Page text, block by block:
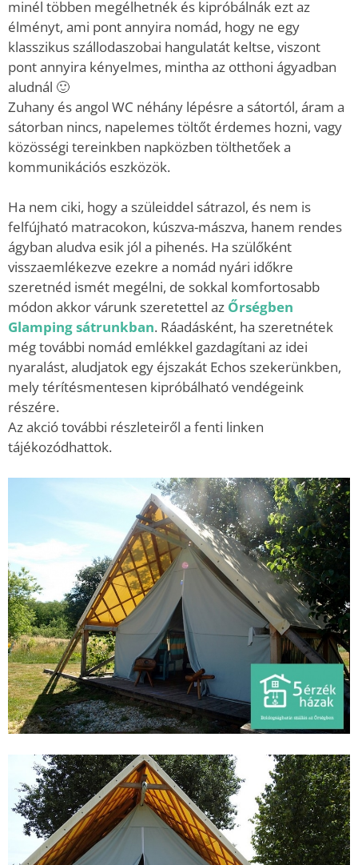
minél többen megélhetnék és kipróbálnák ezt az
élményt, ami pont annyira nomád, hogy ne egy
klasszikus szállodaszobai hangulatát keltse, viszont
pont annyira kényelmes, mintha az otthoni ágyadban
aludnál 🙂
Zuhany és angol WC néhány lépésre a sátortól, áram a
sátorban nincs, napelemes töltőt érdemes hozni, vagy
közösségi tereinkben napközben tölthetőek a
kommunikációs eszközök.
Ha nem ciki, hogy a szüleiddel sátrazol, és nem is
felfújható matracokon, kúszva-mászva, hanem rendes
ágyban aludva esik jól a pihenés. Ha szülőként
visszaemlékezve ezekre a nomád nyári időkre
szeretnéd ismét megélni, de sokkal komfortosabb
módon akkor várunk szeretettel az Őrségben
Glamping sátrunkban. Ráadásként, ha szeretnétek
még további nomád emlékkel gazdagítani az idei
nyaralást, aludjatok egy éjszakát Echos szekerünkben,
mely térítésmentesen kipróbálható vendégeink
részére.
Az akció további részleteiről a fenti linken
tájékozódhattok.